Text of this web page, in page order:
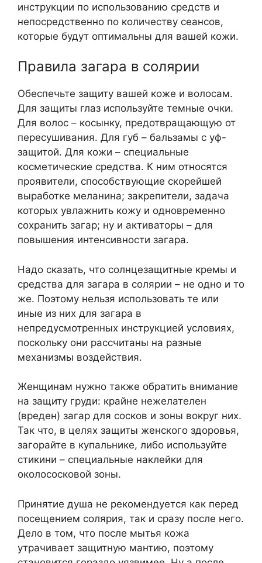
инструкции по использованию средств и
непосредственно по количеству сеансов,
которые будут оптимальны для вашей кожи.
Правила загара в солярии
Обеспечьте защиту вашей коже и волосам.
Для защиты глаз используйте темные очки.
Для волос – косынку, предотвращающую от
пересушивания. Для губ – бальзамы с уф-
защитой. Для кожи – специальные
косметические средства. К ним относятся
проявители, способствующие скорейшей
выработке меланина; закрепители, задача
которых увлажнить кожу и одновременно
сохранить загар; ну и активаторы – для
повышения интенсивности загара.
Надо сказать, что солнцезащитные кремы и
средства для загара в солярии – не одно и то
же. Поэтому нельзя использовать те или
иные из них для загара в
непредусмотренных инструкцией условиях,
поскольку они рассчитаны на разные
механизмы воздействия.
Женщинам нужно также обратить внимание
на защиту груди: крайне нежелателен
(вреден) загар для сосков и зоны вокруг них.
Так что, в целях защиты женского здоровья,
загорайте в купальнике, либо используйте
стикини – специальные наклейки для
околососковой зоны.
Принятие душа не рекомендуется как перед
посещением солярия, так и сразу после него.
Дело в том, что после мытья кожа
утрачивает защитную мантию, поэтому